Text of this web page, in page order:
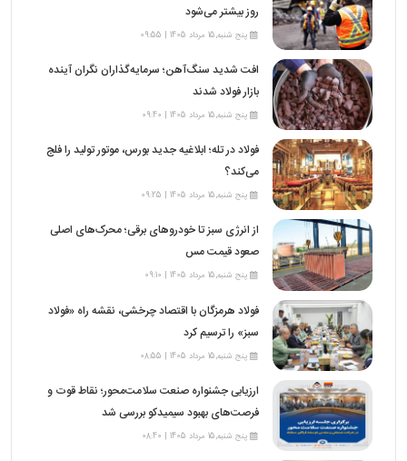
روز بیشتر می‌شود
پنج شنبه,15 مرداد 1405 | 09:55
افت شدید سنگ‌آهن؛ سرمایه‌گذاران نگران آینده
بازار فولاد شدند
پنج شنبه,15 مرداد 1405 | 09:40
فولاد در تله؛ ابلاغیه جدید بورس، موتور تولید را فلج
می‌کند؟
پنج شنبه,15 مرداد 1405 | 09:25
از انرژی سبز تا خودروهای برقی؛ محرک‌های اصلی
صعود قیمت مس
پنج شنبه,15 مرداد 1405 | 09:10
فولاد هرمزگان با اقتصاد چرخشی، نقشه راه «فولاد
سبز» را ترسیم کرد
پنج شنبه,15 مرداد 1405 | 08:55
ارزیابی جشنواره صنعت سلامت‌محور؛ نقاط قوت و
فرصت‌های بهبود سیمیدکو بررسی شد
پنج شنبه,15 مرداد 1405 | 08:40